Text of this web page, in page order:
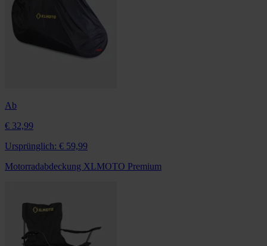
Ab
€ 32,99
Ursprünglich: € 59,99
Motorradabdeckung XLMOTO Premium